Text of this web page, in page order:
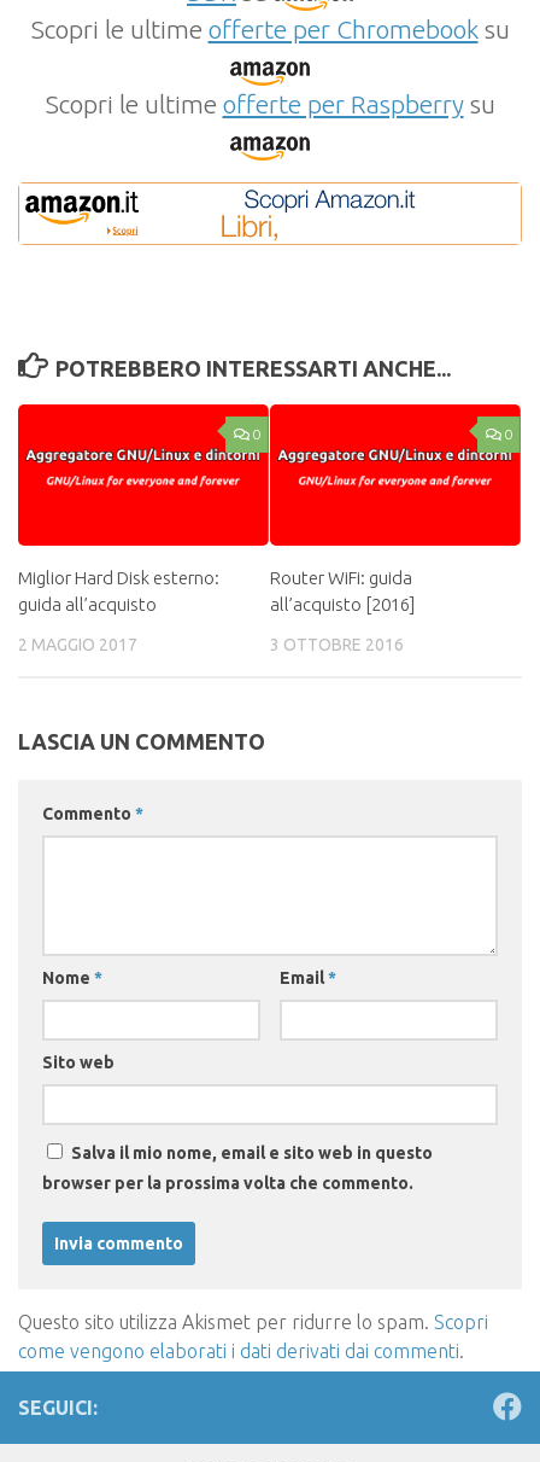
Scopri le ultime offerte per Chromebooksu
Scopri le ultime offerte per Raspberrysu
POTREBBERO INTERESSARTI ANCHE...
0
Miglior Hard Disk esterno:
guida all’acquisto
2 MAGGIO 2017
0
Router WiFi: guida
all’acquisto [2016]
3 OTTOBRE 2016
LASCIA UN COMMENTO
Commento *
Nome * Email*
Sito web
Salva il mio nome, email e sito web in questo
browser per la prossima volta che commento.
Questo sito utilizza Akismet per ridurre lo spam. Scopri
come vengono elaborati i dati derivati dai commenti.
SEGUICI: